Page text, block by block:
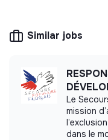
Contribution à
Suivi de la mise en
web en
Contribution à la
notamment le
making potential
More
Similar jobs
Le
mission
dans le